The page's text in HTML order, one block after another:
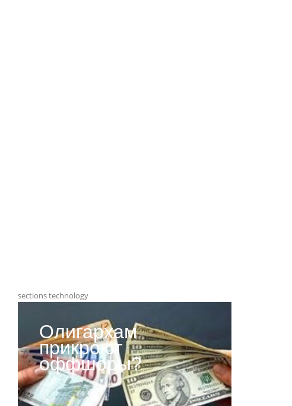
sections technology
Олигархам
прикроют
оффшоры?